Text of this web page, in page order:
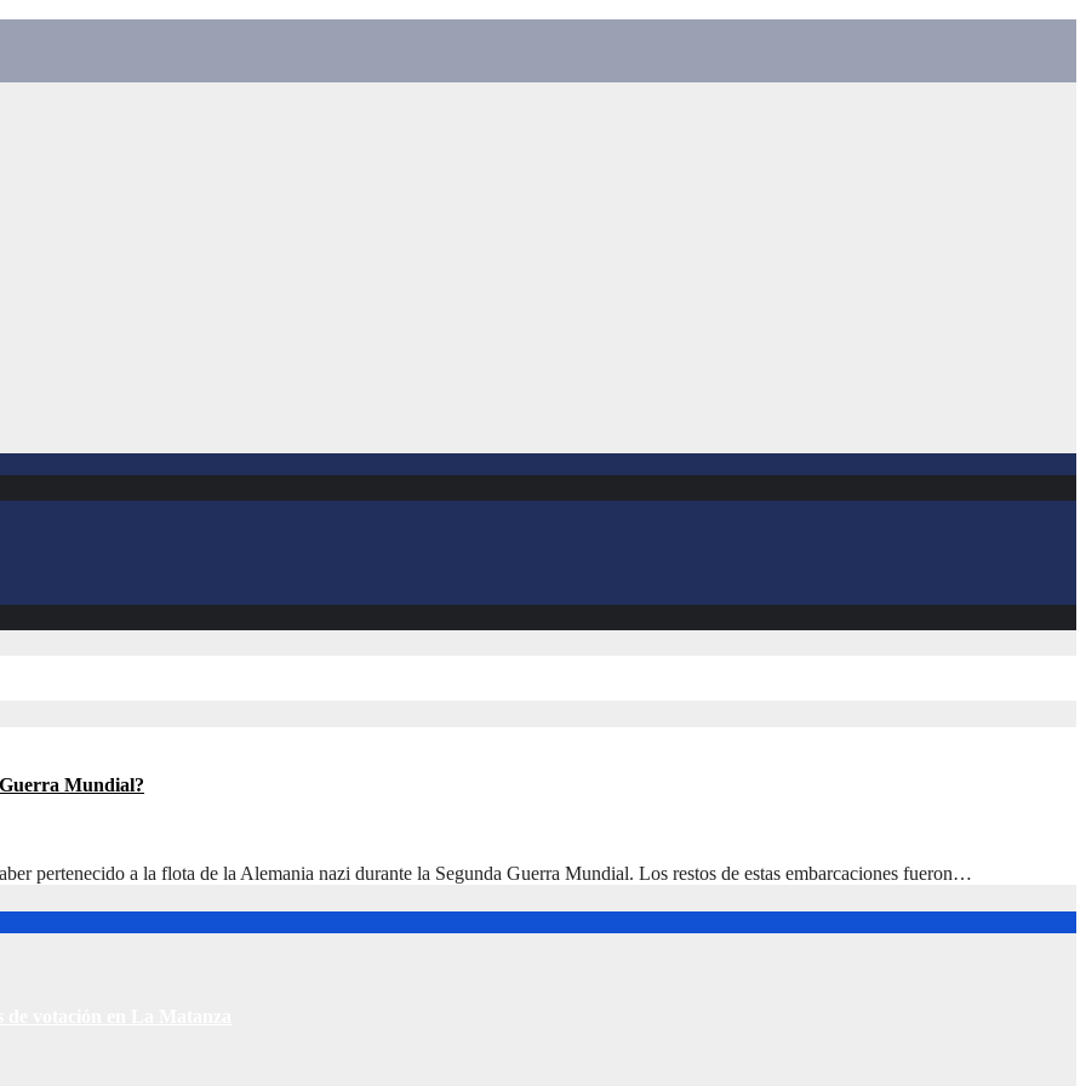
Mundial?
pertenecido a la flota de la Alemania nazi durante la Segunda Guerra Mundial. Los restos de estas embarcaciones fueron…